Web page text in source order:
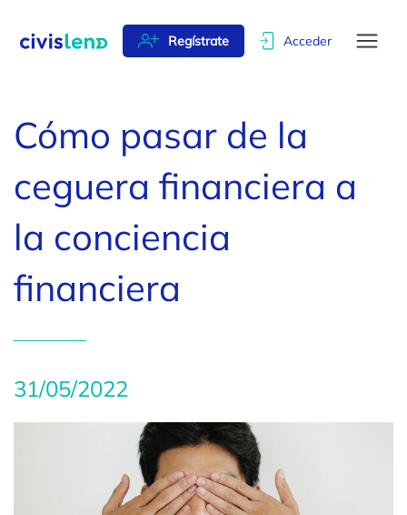
Inicio
Proyectos
Promotores
somos
Blog
Regístrate Acceder
Cómo pasar de la
ceguera financiera a
la conciencia
financiera
31/05/2022